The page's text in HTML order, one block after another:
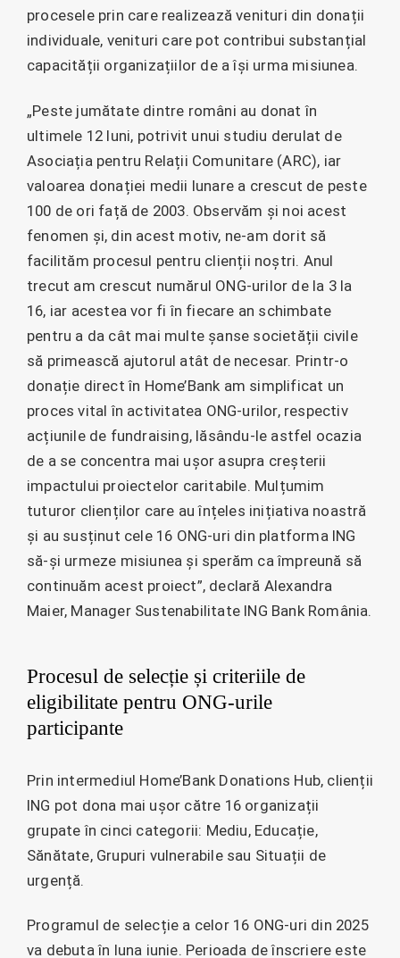
procesele prin care realizează venituri din donații
individuale, venituri care pot contribui substanțial
capacității organizațiilor de a își urma misiunea.
„Peste jumătate dintre români au donat în
ultimele 12 luni, potrivit unui studiu derulat de
Asociația pentru Relații Comunitare (ARC), iar
valoarea donației medii lunare a crescut de peste
100 de ori față de 2003. Observăm și noi acest
fenomen și, din acest motiv, ne-am dorit să
facilităm procesul pentru clienții noștri. Anul
trecut am crescut numărul ONG-urilor de la 3 la
16, iar acestea vor fi în fiecare an schimbate
pentru a da cât mai multe șanse societății civile
să primească ajutorul atât de necesar. Printr-o
donație direct în Home’Bank am simplificat un
proces vital în activitatea ONG-urilor, respectiv
acțiunile de fundraising, lăsându-le astfel ocazia
de a se concentra mai ușor asupra creșterii
impactului proiectelor caritabile. Mulțumim
tuturor clienților care au înțeles inițiativa noastră
și au susținut cele 16 ONG-uri din platforma ING
să-și urmeze misiunea și sperăm ca împreună să
continuăm acest proiect”, declară Alexandra
Maier, Manager Sustenabilitate ING Bank România.
Procesul de selecție și criteriile de
eligibilitate pentru ONG-urile
participante
Prin intermediul Home’Bank Donations Hub, clienții
ING pot dona mai ușor către 16 organizații
grupate în cinci categorii: Mediu, Educație,
Sănătate, Grupuri vulnerabile sau Situații de
urgență.
Programul de selecție a celor 16 ONG-uri din 2025
va debuta în luna iunie. Perioada de înscriere este